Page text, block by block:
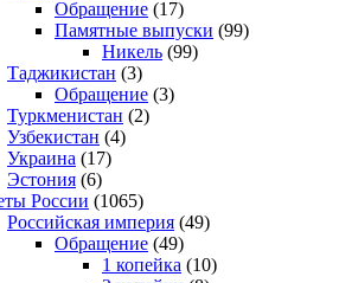
Обращение (17)
Памятные выпуски (99)
Никель (99)
Таджикистан (3)
Обращение (3)
Туркменистан (2)
Узбекистан (4)
Украина (17)
Эстония (6)
России (1065)
Российская империя (49)
Обращение (49)
1 копейка (10)